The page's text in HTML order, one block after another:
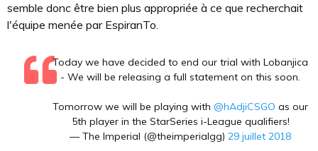
semble donc être bien plus appropriée à ce que recherchait
l'équipe menée par EspiranTo.
Today we have decided to end our trial with Lobanjica
- We will be releasing a full statement on this soon.
Tomorrow we will be playing with @hAdjiCSGO as our
5th player in the StarSeries i-League qualifiers!
— The Imperial (@theimperialgg) 29 juillet 2018